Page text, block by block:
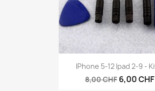
Aperçu rapide
IPhone 5-12 Ipad 2-9 -
8,00 CHF 6,00 CHF